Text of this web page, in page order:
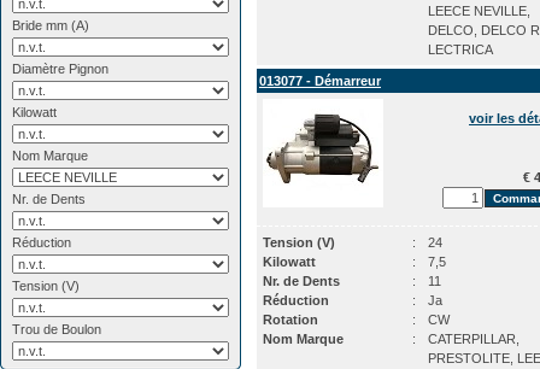
Bride mm (A)
Diamètre Pignon
Kilowatt
Nom Marque
Nr. de Dents
Réduction
Tension (V)
Trou de Boulon
LEECE NEVILLE,
DELCO, DELCO
LECTRICA
013077 - Démarreur
voir les
€
Tension (V) :
24
Kilowatt
:
7,5
Nr. de Dents
:
11
Réduction
:
Ja
Rotation
:
CW
Nom Marque
:
CATERPILLAR,
PRESTOLITE,